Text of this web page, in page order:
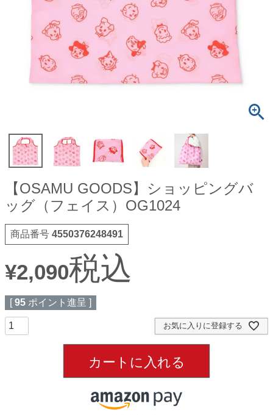
【OSAMU GOODS】ショッピングバ
ッグ（フェイス）OG1024
商品番号 4550376248491
¥2,090税込
[ 95 ポイント進呈 ]
お気に入りに登録する
カートに入れる